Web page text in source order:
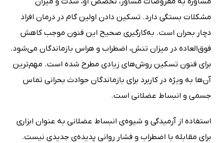
مشکلات بستگی دارد. تسکین دادن اولین گام در درمان افراد
دچار بحران است. به‌کارگیری صحیح این فنون موجب کاهش
فوق‌العاده در میزان تنش، اضطراب و هراس بازماندگان می‌شود.
برای فنون تسکین روش‌های زیادی مطرح شده است. مهم‌ترین
آن‌ها به ویژه در کاربرد برای بازماندگان حوادث بحرانی تماس
جسمی و انبساط عضلانی است.
استفاده از آرمیدگی و شیوه‌ی انبساط عضلانی به عنوان ابزاری
برای مقابله با اضطراب و فشار روانی پدیده‌ی جدیدی نیست.